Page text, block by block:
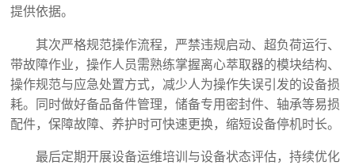
提供依据。
其次严格规范操作流程，严禁违规启动、超负荷运行、
带故障作业，操作人员需熟练掌握离心萃取器的模块结构、
操作规范与应急处置方式，减少人为操作失误引发的设备损
耗。同时做好备品备件管理，储备专用密封件、轴承等易损
配件，保障故障、养护时可快速更换，缩短设备停机时长。
最后定期开展设备运维培训与设备状态评估，持续优化